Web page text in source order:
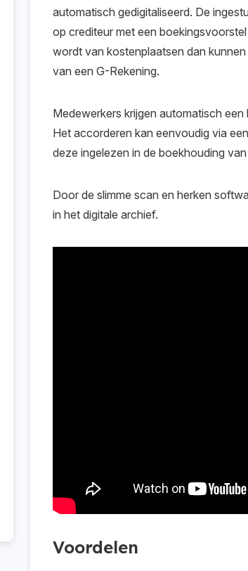
automatisch gedigitaliseerd. De
op crediteur met een
wordt van kostenplaatsen dan
van een G-Rekening.
Medewerkers krijgen automatisch
Het accorderen kan eenvoudig via
deze ingelezen in de boekhouding
Door de slimme scan en herken
in het digitale archief.
Voordelen